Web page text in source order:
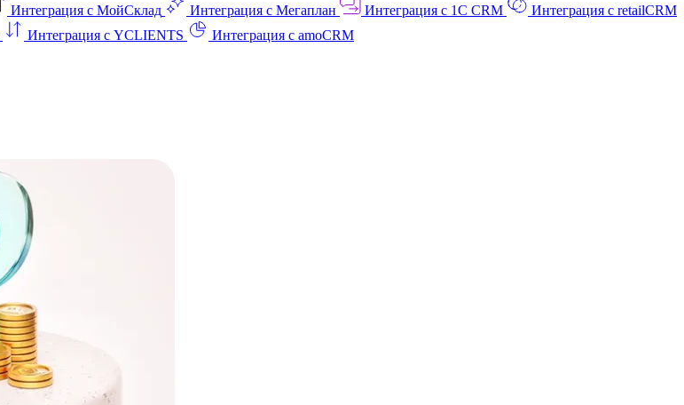
Интеграция с МойСклад Интеграция с Мегаплан Интеграция с 1C CRM
Интеграция с retailCRM
Интеграция с YCLIENTS
Интеграция с amoCRM